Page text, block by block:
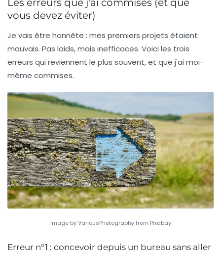
Les erreurs que j'ai commises (et que
vous devez éviter)
Je vais être honnête : mes premiers projets étaient
mauvais. Pas laids, mais inefficaces. Voici les trois
erreurs qui reviennent le plus souvent, et que j'ai moi-
même commises.
Image by VariousPhotography from Pixabay
Erreur n°1 : concevoir depuis un bureau sans aller